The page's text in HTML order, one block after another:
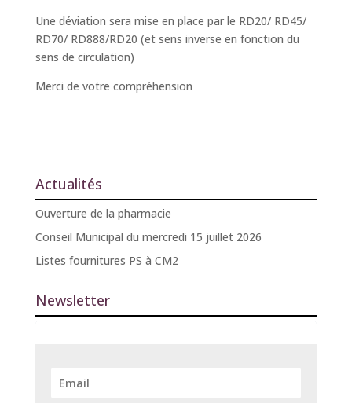
Une déviation sera mise en place par le RD20/ RD45/
RD70/ RD888/RD20 (et sens inverse en fonction du
sens de circulation)
Merci de votre compréhension
Actualités
Ouverture de la pharmacie
Conseil Municipal du mercredi 15 juillet 2026
Listes fournitures PS à CM2
Newsletter